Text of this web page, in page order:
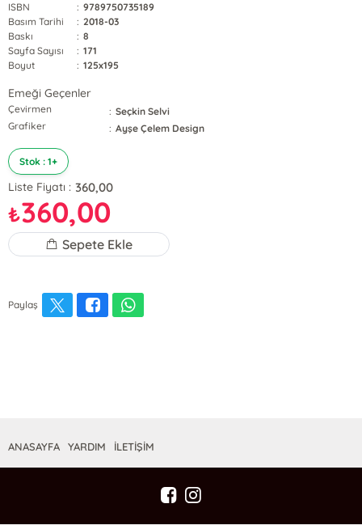
ISBN
: 9789750735189
Basım Tarihi
: 2018-03
Baskı
: 8
Sayfa Sayısı
: 171
Boyut
: 125x195
Emeği Geçenler
Çevirmen : Seçkin Selvi
Grafiker
: Ayşe Çelem Design
Stok : 1+
Liste Fiyatı : 360,00
₺360,00
Sepete Ekle
Paylaş
ANASAYFA YARDIM İLETİŞİM